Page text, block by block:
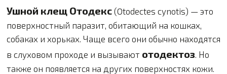
Ушной клещ Отодекс (Otodectes cynotis) — это
поверхностный паразит, обитающий на кошках,
собаках и хорьках. Чаще всего они обычно находятся
в слуховом проходе и вызывают отодектоз . Но
также он появляется на других поверхностях кожи.